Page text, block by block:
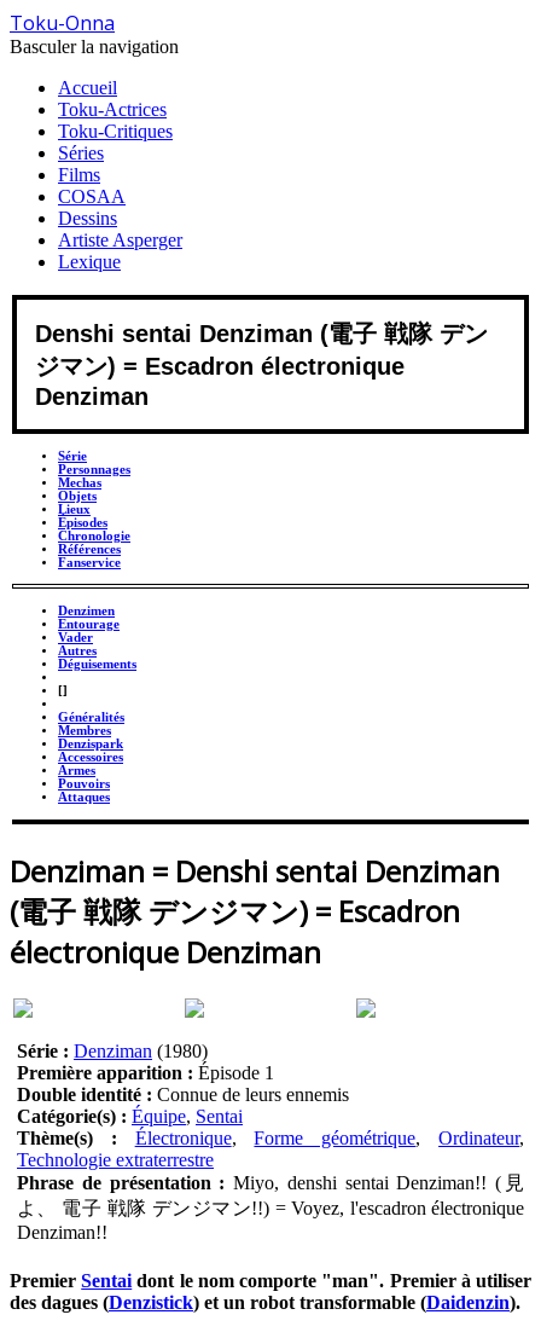
Toku-Onna
Basculer la navigation
Accueil
Toku-Actrices
Toku-Critiques
Séries
Films
COSAA
Dessins
Artiste Asperger
Lexique
Denshi sentai Denziman (電子 戦隊 デン
ジマン) = Escadron électronique
Denziman
Série
Personnages
Mechas
Objets
Lieux
Épisodes
Chronologie
Références
Fanservice
Denzimen
Entourage
Vader
Autres
Déguisements
[]
Généralités
Membres
Denzispark
Accessoires
Armes
Pouvoirs
Attaques
Denziman = Denshi sentai Denziman
(電子 戦隊 デンジマン) = Escadron
électronique Denziman
Série : Denziman (1980)
Première apparition : Épisode 1
Double identité : Connue de leurs ennemis
Catégorie(s) : Équipe, Sentai
Thème(s) :
Électronique,Forme géométrique,Ordinateur,
Technologie extraterrestre
Phrase de présentation : Miyo, denshi sentai Denziman!! (見
よ、 電子 戦隊 デンジマン!!) = Voyez, l'escadron électronique
Denziman!!
PremierSentaidont le nom comporte "man". Premier à utiliser
des dagues (Denzistick) et un robot transformable (Daidenzin).